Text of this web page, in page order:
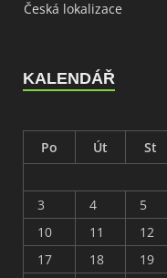
Česká lokalizace
KALENDÁŘ
Po
Út St
3
4 5
10
11 12
17
18 19